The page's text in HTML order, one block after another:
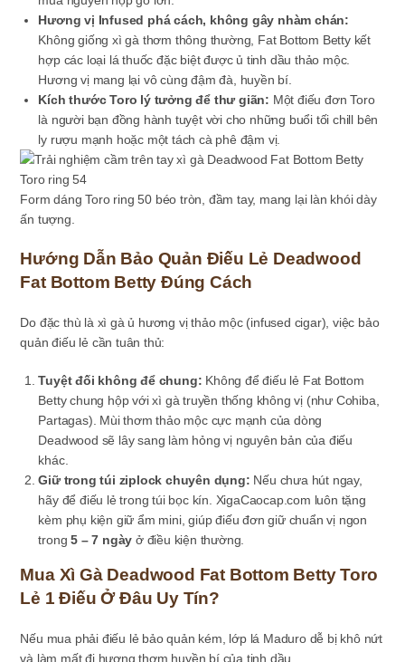
Hương vị Infused phá cách, không gây nhàm chán:
Không giống xì gà thơm thông thường, Fat Bottom Betty kết
hợp các loại lá thuốc đặc biệt được ủ tinh dầu thảo mộc.
Hương vị mang lại vô cùng đậm đà, huyền bí.
Kích thước Toro lý tưởng để thư giãn: Một điếu đơn Toro
là người bạn đồng hành tuyệt vời cho những buổi tối chill bên
ly rượu mạnh hoặc một tách cà phê đậm vị.
Form dáng Toro ring 50 béo tròn, đầm tay, mang lại làn khói dày
ấn tượng.
Hướng Dẫn Bảo Quản Điếu Lẻ Deadwood
Fat Bottom Betty Đúng Cách
Do đặc thù là xì gà ủ hương vị thảo mộc (infused cigar), việc bảo
quản điếu lẻ cần tuân thủ:
Tuyệt đối không để chung: Không để điếu lẻ Fat Bottom
Betty chung hộp với xì gà truyền thống không vị (như Cohiba,
Partagas). Mùi thơm thảo mộc cực mạnh của dòng
Deadwood sẽ lây sang làm hỏng vị nguyên bản của điếu
khác.
Giữ trong túi ziplock chuyên dụng: Nếu chưa hút ngay,
hãy để điếu lẻ trong túi bọc kín. XigaCaocap.com luôn tặng
kèm phụ kiện giữ ẩm mini, giúp điếu đơn giữ chuẩn vị ngon
trong5 – 7 ngày ở điều kiện thường.
Mua Xì Gà Deadwood Fat Bottom Betty Toro
Lẻ 1 Điếu Ở Đâu Uy Tín?
Nếu mua phải điếu lẻ bảo quản kém, lớp lá Maduro dễ bị khô nứt
và làm mất đi hương thơm huyền bí của tinh dầu.